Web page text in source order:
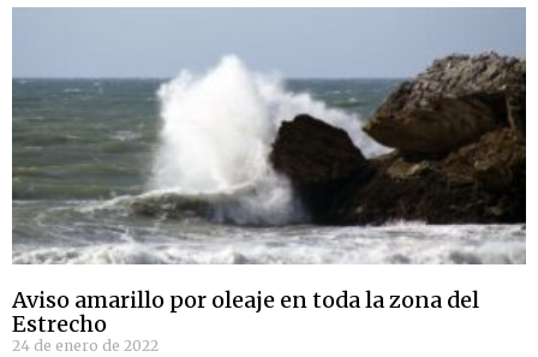
Aviso amarillo por oleaje en toda la zona del
Estrecho
24 de enero de 2022